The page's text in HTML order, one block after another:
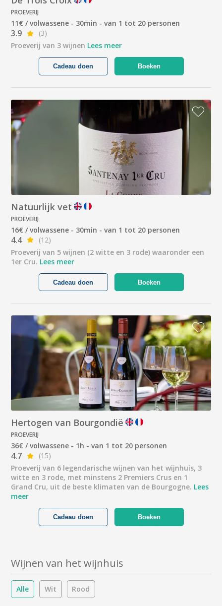
PROEVERIJ
11€ / volwassene - 30min - van 1 tot 20 personen
3.9
(3)
Proeverij van 3 wijnen Lees meer
Boeken
Cadeau doen
Natuurlijk vet
PROEVERIJ
16€ / volwassene - 30min - van 1 tot 20 personen
4.4
(12)
Proeverij van 5 wijnen (2 witte en 3 rode) waaronder een
1er Cru. Lees meer
Boeken
Cadeau doen
Hertogen van Bourgondië
PROEVERIJ
36€ / volwassene - 1h - van 1 tot 20 personen
4.7
(15)
Proeverij van 6 legendarische wijnen van het wijnhuis, 3
witte en 3 rode, met minstens 2 Premiers Crus en 1
Grand Cru, uit de beste klimaten van de Bourgogne. Lees
meer
Boeken
Cadeau doen
Wijnen van het wijnhuis
Alle Wit Rood